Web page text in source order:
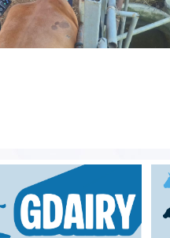
ลบุรี เข้าร่วมประชุมการติดตามผ